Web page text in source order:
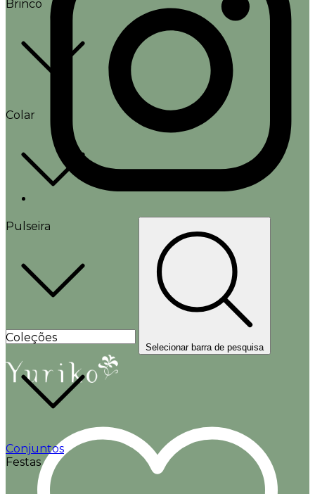
Brinco
Colar
Pulseira
Coleções
Conjuntos
Festas
Selecionar barra de pesquisa